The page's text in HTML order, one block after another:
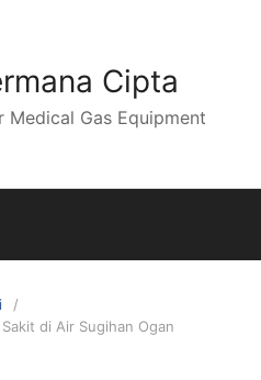
Cipta
Medical Gas Equipment
di Air Sugihan Ogan